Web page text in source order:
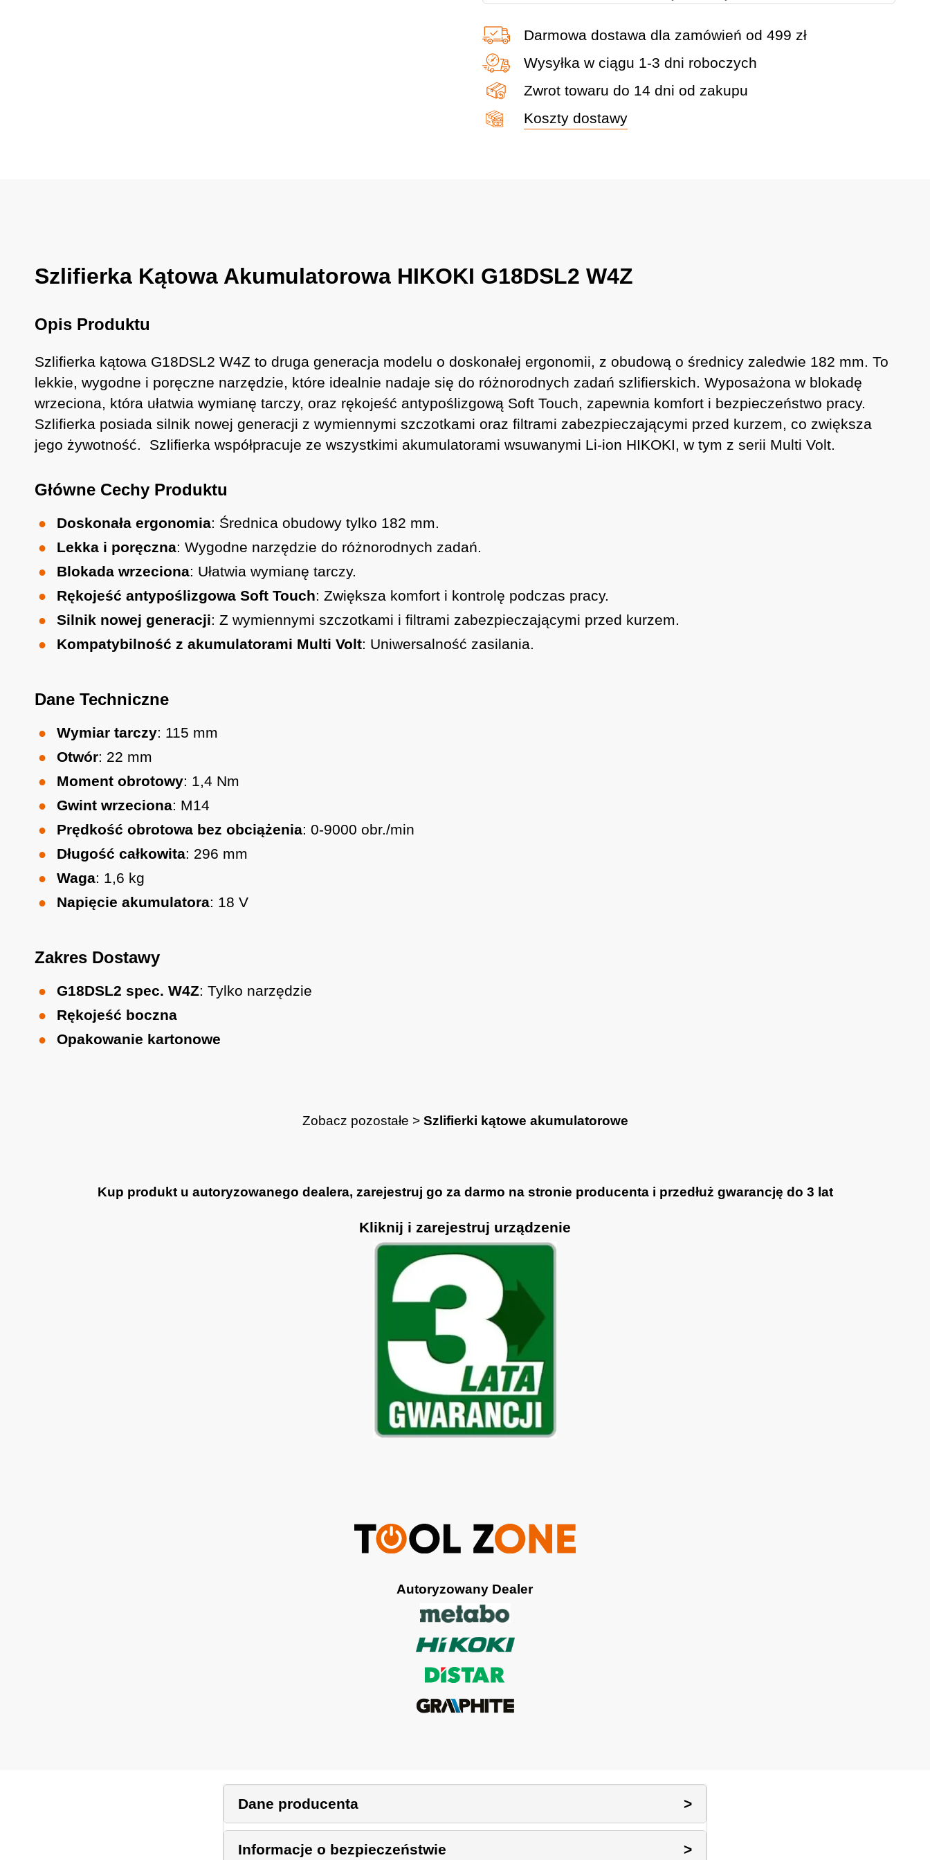
W4Z
115mm
quantity
Darmowa dostawa dla zamówień od 499 zł
Wysyłka w ciągu 1-3 dni roboczych
Zwrot towaru do 14 dni od zakupu
Koszty dostawy
Szlifierka Kątowa Akumulatorowa HIKOKI G18DSL2 W4Z
Opis Produktu
Szlifierka kątowa G18DSL2 W4Z to druga generacja modelu o doskonałej ergonomii, z obudową o średnicy zaledwie 182 mm. To
lekkie, wygodne i poręczne narzędzie, które idealnie nadaje się do różnorodnych zadań szlifierskich. Wyposażona w blokadę
wrzeciona, która ułatwia wymianę tarczy, oraz rękojeść antypoślizgową Soft Touch, zapewnia komfort i bezpieczeństwo pracy.
Szlifierka posiada silnik nowej generacji z wymiennymi szczotkami oraz filtrami zabezpieczającymi przed kurzem, co zwiększa
jego żywotność. Szlifierka współpracuje ze wszystkimi akumulatorami wsuwanymi Li-ion HIKOKI, w tym z serii Multi Volt.
Główne Cechy Produktu
Doskonała ergonomia: Średnica obudowy tylko 182 mm.
Lekka i poręczna: Wygodne narzędzie do różnorodnych zadań.
Blokada wrzeciona: Ułatwia wymianę tarczy.
Rękojeść antypoślizgowa Soft Touch: Zwiększa komfort i kontrolę podczas pracy.
Silnik nowej generacji: Z wymiennymi szczotkami i filtrami zabezpieczającymi przed kurzem.
Kompatybilność z akumulatorami Multi Volt: Uniwersalność zasilania.
Dane Techniczne
Wymiar tarczy: 115 mm
Otwór: 22 mm
Moment obrotowy: 1,4 Nm
Gwint wrzeciona: M14
Prędkość obrotowa bez obciążenia: 0-9000 obr./min
Długość całkowita: 296 mm
Waga: 1,6 kg
Napięcie akumulatora: 18 V
Zakres Dostawy
G18DSL2 spec. W4Z: Tylko narzędzie
Rękojeść boczna
Opakowanie kartonowe
Zobacz pozostałe > Szlifierki kątowe akumulatorowe
Kup produkt u autoryzowanego dealera, zarejestruj go za darmo na stronie producenta i przedłuż gwarancję do 3 lat
Kliknij i zarejestruj urządzenie
Autoryzowany Dealer
Dane producenta
Informacje o bezpieczeństwie